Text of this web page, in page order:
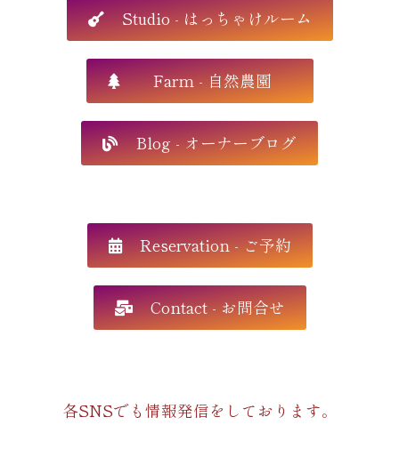
Studio - はっちゃけルーム
Farm - 自然農園
Blog - オーナーブログ
Reservation - ご予約
Contact - お問合せ
各SNSでも情報発信をしております。